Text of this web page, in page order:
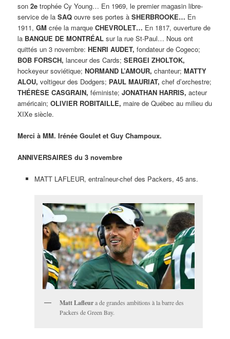
son2e trophée Cy Young… En 1969, le premier magasin libre-
service de laSAQ ouvre ses portes àSHERBROOKE… En
1911,GM crée la marqueCHEVROLET… En 1817, ouverture de
la BANQUE DE MONTRÉAL sur la rue St-Paul… Nous ont
quittés un 3 novembre:HENRI AUDET, fondateur de Cogeco;
BOB FORSCH, lanceur des Cards;SERGEI ZHOLTOK,
hockeyeur soviétique;NORMAND L’AMOUR, chanteur;MATTY
ALOU, voltigeur des Dodgers; PAUL MAURIAT, chef d’orchestre;
THÉRÈSE CASGRAIN, féministe;JONATHAN HARRIS, acteur
américain;OLIVIER ROBITAILLE, maire de Québec au milieu du
XIXe siècle.
Merci à MM. Irénée Goulet et Guy Champoux.
ANNIVERSAIRES du 3 novembre
MATT LAFLEUR, entraîneur-chef des Packers, 45 ans.
Matt Lafleura de grandes ambitions à la barre des
Packers de Green Bay.